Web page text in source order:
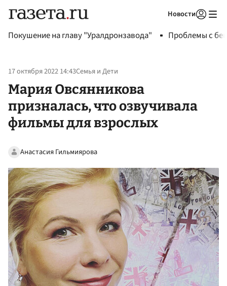
Новости
Покушение на главу "Уралдронзавода" Проблемы с
17 октября 2022 14:43Семья и Дети
Мария Овсянникова
призналась, что озвучивала
фильмы для взрослых
Анастасия Гильмиярова